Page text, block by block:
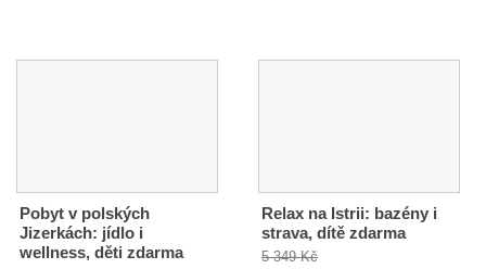
Pobyt v polských
Jizerkách: jídlo i
wellness, děti zdarma
Relax na Istrii: bazény i
strava, dítě zdarma
5 349 Kč